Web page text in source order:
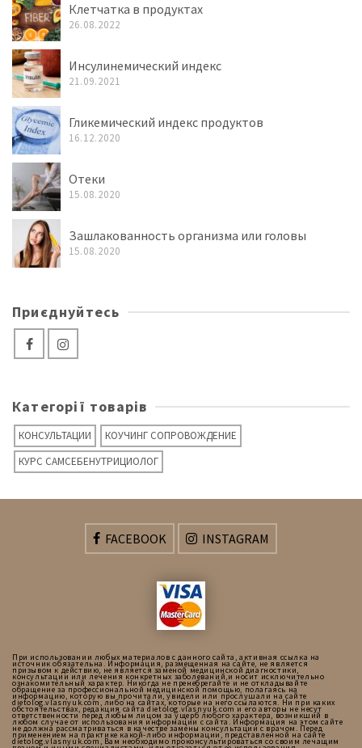
Клетчатка в продуктах
26.08.2022
Инсулинемический индекс
21.09.2021
Гликемический индекс продуктов
16.12.2020
Отеки
15.08.2020
Зашлакованность организма или головы
15.08.2020
Приєднуйтесь
Категорії товарів
КОНСУЛЬТАЦИИ
КОУЧИНГ СОПРОВОЖДЕНИЕ
КУРС САМСЕБЕНУТРИЦИОЛОГ
FACEBOOK INSTAGRAM
При использовании любых материалов с данного сайта, активная ссылка на
источник обязательна. Информация, размещенная на сайте, не является
призывом к действию, не является заменой медицинской диагностики,
консультации или лечения конкретных заболеваний,и носит исключительно
ознакомительный характер. Никогда не пренебрегайте и не откладывайте
обращение за профессиональной медицинской помощью, полагаясь на
информацию, которую вы прочитали, увидели или прослушали на сайте
dietolog.vlasnyuk.com, либо на сайтах, которые на него ссылаются. Ни при каких
обстоятельствах, редакция сайта dietolog.vlasnyuk.com и его авторы не несут
ответственности перед любым лицом за ущерб любого характера, возникший в
любом случае от использования информации с сайта. Информация на этом сайте
не должна рассматриваться в качестве замены консультации с врачом. Перед
применением на практике какой-либо информации, представленной на сайте
dietolog.vlasnyuk.com, Вам необходимо проконсультироваться со своим лечащим